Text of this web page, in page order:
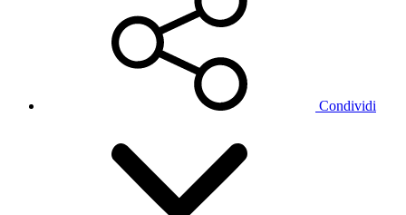
Condividi